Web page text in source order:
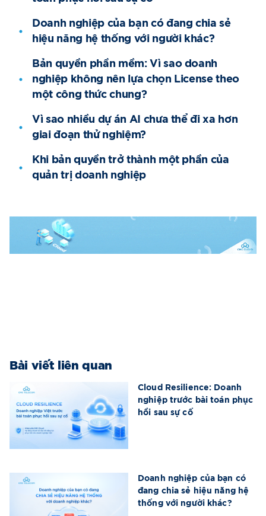
Doanh nghiệp của bạn có đang chia sẻ
hiệu năng hệ thống với người khác?
Bản quyền phần mềm: Vì sao doanh
nghiệp không nên lựa chọn License theo
một công thức chung?
Vì sao nhiều dự án AI chưa thể đi xa hơn
giai đoạn thử nghiệm?
Khi bản quyền trở thành một phần của
quản trị doanh nghiệp
Bài viết liên quan
Cloud Resilience: Doanh
nghiệp trước bài toán phục
hồi sau sự cố
Doanh nghiệp của bạn có
đang chia sẻ hiệu năng hệ
thống với người khác?